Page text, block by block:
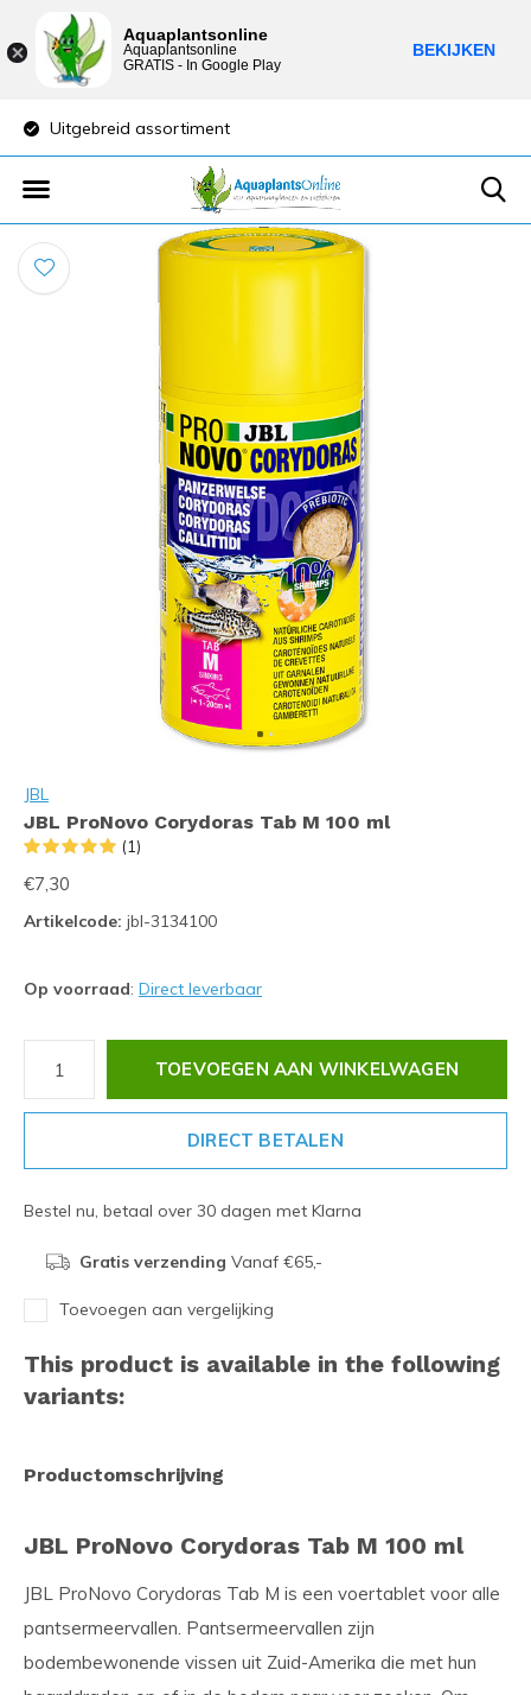
Uitgebreid assortiment
JBL
JBL ProNovo Corydoras Tab M 100 ml
(1)
€7,30
Artikelcode: jbl-3134100
Op voorraad: Direct leverbaar
TOEVOEGEN AAN WINKELWAGEN
DIRECT BETALEN
Bestel nu, betaal over 30 dagen met Klarna
Gratis verzending Vanaf €65,-
Toevoegen aan vergelijking
This product is available in the following
variants:
Productomschrijving
JBL ProNovo Corydoras Tab M 100 ml
JBL ProNovo Corydoras Tab M is een voertablet voor alle
pantsermeervallen. Pantsermeervallen zijn
bodembewonende vissen uit Zuid-Amerika die met hun
Aquaplantsonline
Aquaplantsonline
GRATIS - In Google Play
BEKIJKEN